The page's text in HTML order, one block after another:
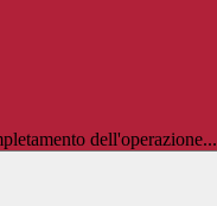
dell'operazione...